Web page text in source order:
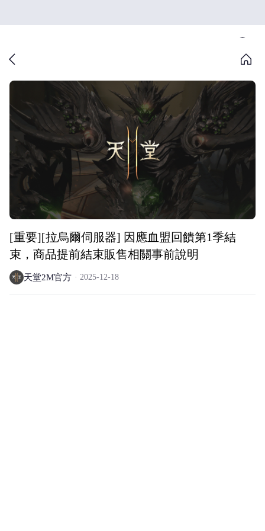
[重要][拉烏爾伺服器] 因應血盟回饋第1季結
束，商品提前結束販售相關事前說明
天堂2M官方 2025-12-18